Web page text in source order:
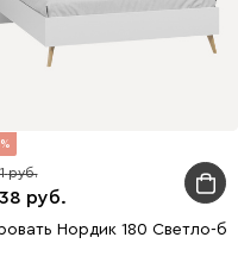
Нордик 180 Светло-